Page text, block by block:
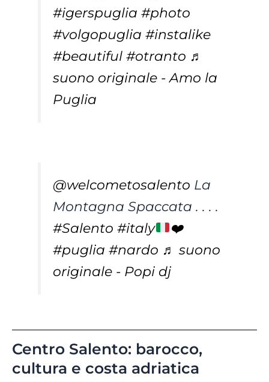
#igerspuglia #photo
#volgopuglia #instalike
#beautiful #otranto ♬
suono originale - Amo la
Puglia
@welcometosalento La
Montagna Spaccata . . . .
#Salento #italy
❤️
#puglia #nardo ♬ suono
originale - Popi dj
Centro Salento: barocco,
cultura e costa adriatica